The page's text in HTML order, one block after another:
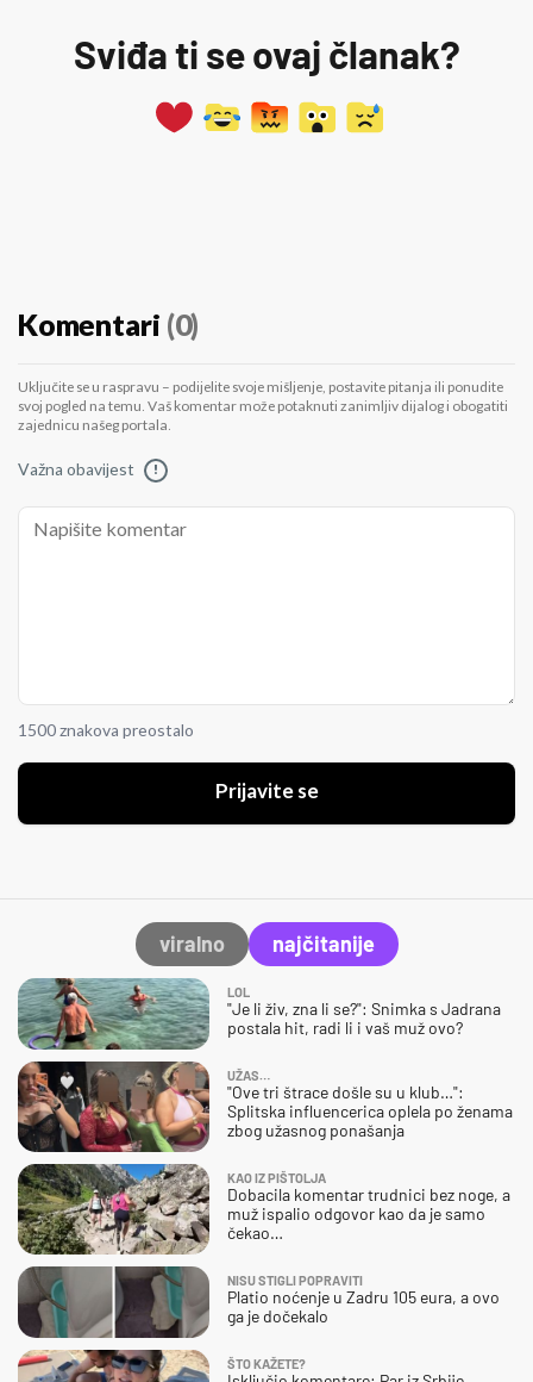
Sviđa ti se ovaj članak?
Komentari (0)
Uključite se u raspravu – podijelite svoje mišljenje, postavite pitanja ili ponudite
svoj pogled na temu. Vaš komentar može potaknuti zanimljiv dijalog i obogatiti
zajednicu našeg portala.
Važna obavijest !
1500 znakova preostalo
Prijavite se
viralno najčitanije
LOL
"Je li živ, zna li se?": Snimka s Jadrana
postala hit, radi li i vaš muž ovo?
UŽAS…
"Ove tri štrace došle su u klub…":
Splitska influencerica oplela po ženama
zbog užasnog ponašanja
KAO IZ PIŠTOLJA
Dobacila komentar trudnici bez noge, a
muž ispalio odgovor kao da je samo
čekao…
NISU STIGLI POPRAVITI
Platio noćenje u Zadru 105 eura, a ovo
ga je dočekalo
ŠTO KAŽETE?